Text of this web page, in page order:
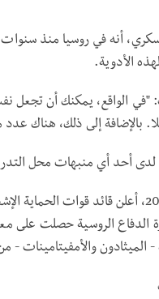
أنه في روسيا منذ
الأدوية.
الواقع، يمكنك أن تجعل
بالإضافة إلى ذلك، هناك عدد
لدى أحد أي منبهات محل
وفي نهاية ناير 2023، أعلن قائد
الدفاع الروسية حصلت
- الميثادون والأمفيتامينات